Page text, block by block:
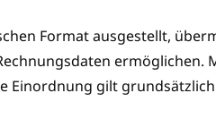
Format ausgestellt,
ermöglichen.
Einordnung gilt